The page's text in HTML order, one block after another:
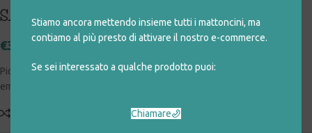
Stiamo ancora mettendo insieme tutti i mattoncini, ma
contiamo al più presto di attivare il nostro e-commerce.
Se sei interessato a qualche prodotto puoi:
Chiamare
SALVADANAIO MAPPAMONDO
€3,00
Piccolo salvadanaio a forma di mappamondo – Si apre svitando i due
emisferi – Altezza: 15 cm
Aggiungi alla lista desideri